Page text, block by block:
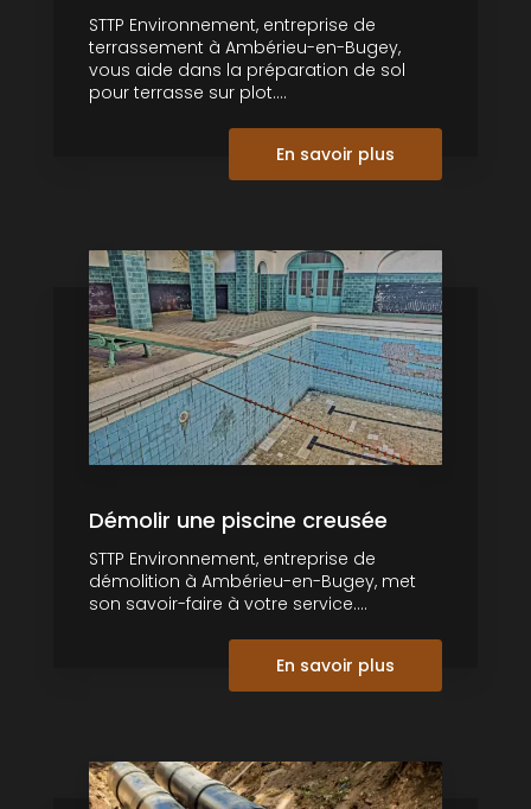
STTP Environnement, entreprise de
terrassement à Ambérieu-en-Bugey,
vous aide dans la préparation de sol
pour terrasse sur plot....
En savoir plus
Démolir une piscine creusée
STTP Environnement, entreprise de
démolition à Ambérieu-en-Bugey, met
son savoir-faire à votre service....
En savoir plus